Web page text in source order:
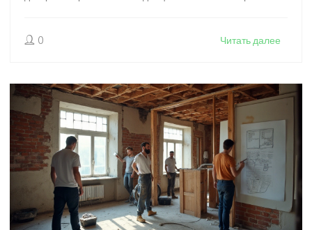
распределению средств.
0 Читать далее